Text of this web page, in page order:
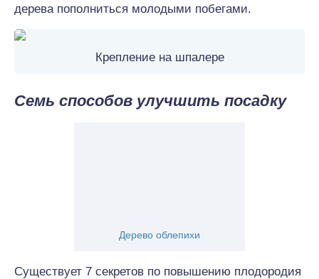
дерева пополниться молодыми побегами.
Крепление на шпалере
Семь способов улучшить посадку
Дерево облепихи
Существует 7 секретов по повышению плодородия